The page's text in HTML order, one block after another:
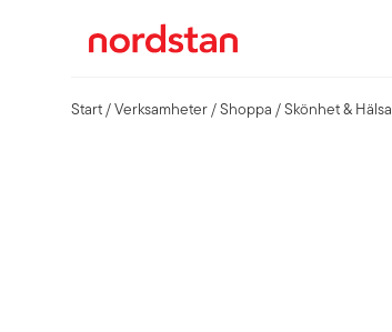
Start/Verksamheter/Shoppa /Skönhet & Hälsa